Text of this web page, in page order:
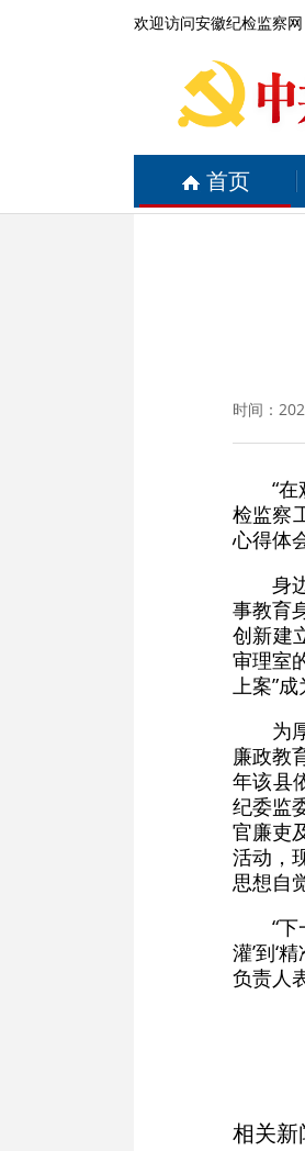
欢迎访问安徽纪检监察网
首页
时间：
“
检监察
心得体
身
事教育
创新建
审理室
上案”
为
廉政教
年该县
纪委监
官廉吏
活动，
思想自
“
灌’到‘
负责人
相关新